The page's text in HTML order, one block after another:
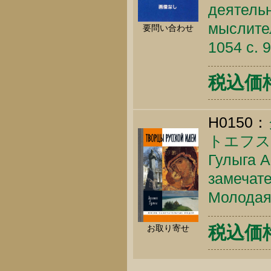
要問い合わせ
1054 c.
税込価
お取り寄せ
H0150：
トエフ
Гулыга
税込